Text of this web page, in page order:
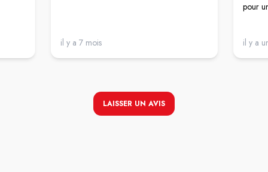
il y a 7 mois
pour
il y a
LAISSER UN AVIS